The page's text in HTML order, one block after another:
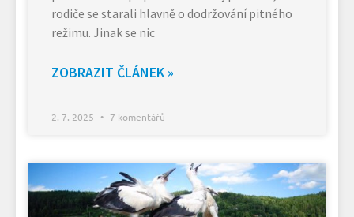
rodiče se starali hlavně o dodržování pitného
režimu. Jinak se nic
ZOBRAZIT ČLÁNEK »
2. 7. 2025 7 komentářů